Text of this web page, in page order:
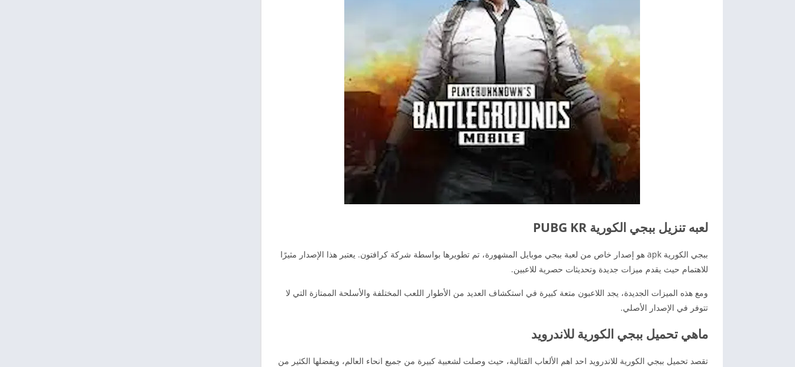
لعبه تنزيل ببجي الكورية PUBG KR
ببجي الكورية apk هو إصدار خاص من لعبة ببجي موبايل المشهورة، تم تطويرها بواسطة شركة كرافتون. يعتبر هذا الإصدار مثيرًا
للاهتمام حيث يقدم ميزات جديدة وتحديثات حصرية للاعبين.
ومع هذه الميزات الجديدة، يجد اللاعبون متعة كبيرة في استكشاف العديد من الأطوار اللعب المختلفة والأسلحة الممتازة التي لا
تتوفر في الإصدار الأصلي.
ماهي تحميل ببجي الكورية للاندرويد
تقصد تحميل ببجي الكورية للاندرويد احد اهم الألعاب القتالية، حيث وصلت لشعبية كبيرة من جميع انحاء العالم، ويفضلها الكثير من